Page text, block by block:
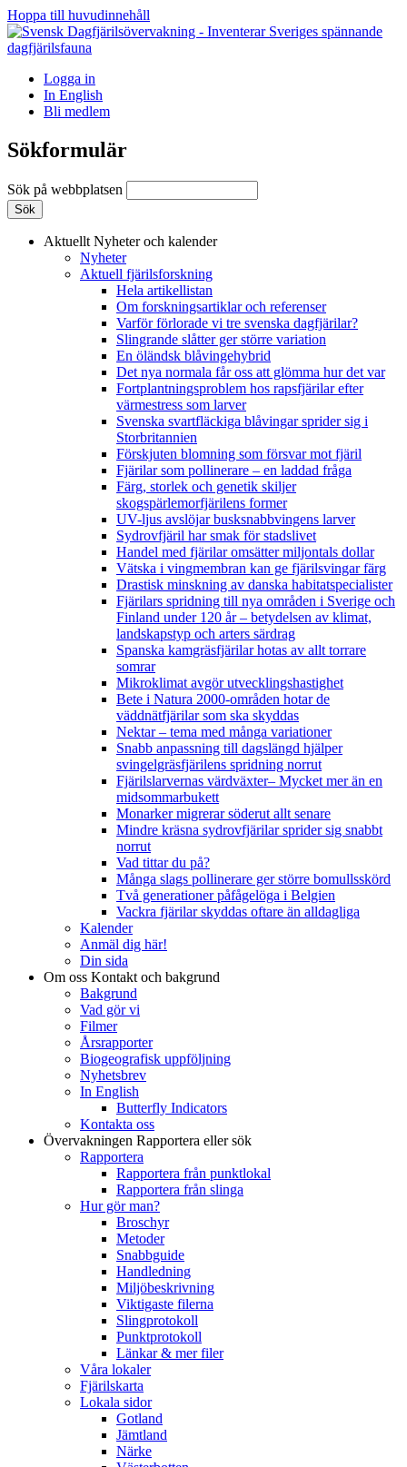
Hoppa till huvudinnehåll
Logga in
In English
Bli medlem
Sökformulär
Sök på webbplatsen
Aktuellt Nyheter och kalender
Nyheter
Aktuell fjärilsforskning
Hela artikellistan
Om forskningsartiklar och referenser
Varför förlorade vi tre svenska dagfjärilar?
Slingrande slåtter ger större variation
En öländsk blåvingehybrid
Det nya normala får oss att glömma hur det var
Fortplantningsproblem hos rapsfjärilar efter
värmestress som larver
Svenska svartfläckiga blåvingar sprider sig i
Storbritannien
Förskjuten blomning som försvar mot fjäril
Fjärilar som pollinerare – en laddad fråga
Färg, storlek och genetik skiljer
skogspärlemorfjärilens former
UV-ljus avslöjar busksnabbvingens larver
Sydrovfjäril har smak för stadslivet
Handel med fjärilar omsätter miljontals dollar
Vätska i vingmembran kan ge fjärilsvingar färg
Drastisk minskning av danska habitatspecialister
Fjärilars spridning till nya områden i Sverige och
Finland under 120 år– betydelsen av klimat,
landskapstyp och arters särdrag
Spanska kamgräsfjärilar hotas av allt torrare
somrar
Mikroklimat avgör utvecklingshastighet
Bete i Natura 2000-områden hotar de
väddnätfjärilar som ska skyddas
Nektar – tema med många variationer
Snabb anpassning till dagslängd hjälper
svingelgräsfjärilens spridning norrut
Fjärilslarvernas värdväxter– Mycket mer än en
midsommarbukett
Monarker migrerar söderut allt senare
Mindre kräsna sydrovfjärilar sprider sig snabbt
norrut
Vad tittar du på?
Många slags pollinerare ger större bomullsskörd
Två generationer påfågelöga i Belgien
Vackra fjärilar skyddas oftare än alldagliga
Kalender
Anmäl dig här!
Din sida
Om oss Kontakt och bakgrund
Bakgrund
Vad gör vi
Filmer
Årsrapporter
Biogeografisk uppföljning
Nyhetsbrev
In English
Butterfly Indicators
Kontakta oss
Övervakningen Rapportera eller sök
Rapportera
Rapportera från punktlokal
Rapportera från slinga
Hur gör man?
Broschyr
Metoder
Snabbguide
Handledning
Miljöbeskrivning
Viktigaste filerna
Slingprotokoll
Punktprotokoll
Länkar & mer filer
Våra lokaler
Fjärilskarta
Lokala sidor
Gotland
Jämtland
Närke